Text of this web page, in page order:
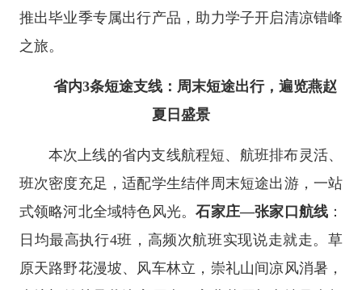
推出毕业季专属出行产品，助力学子开启清凉错峰
之旅。
省内3条短途支线：周末短途出行，遍览燕赵
夏日盛景
本次上线的省内支线航程短、航班排布灵活、
班次密度充足，适配学生结伴周末短途出游，一站
式领略河北全域特色风光。石家庄—张家口航线 ：
日均最高执行4班，高频次航班实现说走就走。草
原天路野花漫坡、风车林立，崇礼山间凉风消暑，